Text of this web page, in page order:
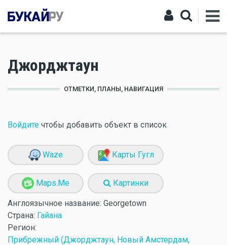
Джорджтаун
ОТМЕТКИ, ПЛАНЫ, НАВИГАЦИЯ
Войдите чтобы добавить объект в список
Waze Карты Гугл
Maps.Me Картинки
Англоязычное название: Georgetown
Страна: Гайана
Регион:
Прибрежный (Джорджтаун, Новый Амстердам,